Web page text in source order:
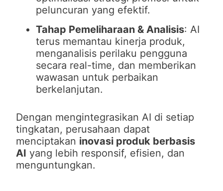
peluncuran yang efektif.
Tahap Pemeliharaan & Analisis: AI
terus memantau kinerja produk,
menganalisis perilaku pengguna
secara real-time, dan memberikan
wawasan untuk perbaikan
berkelanjutan.
Dengan mengintegrasikan AI di setiap
tingkatan, perusahaan dapat
menciptakan inovasi produk berbasis
AI yang lebih responsif, efisien, dan
menguntungkan.